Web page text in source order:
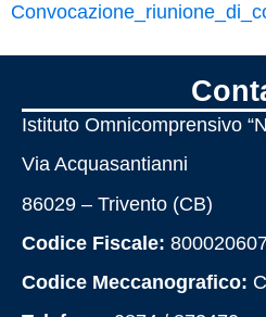
Istituto Omnicomprensivo
Via Acquasantianni
86029 – Trivento (CB)
Codice Fiscale:
Codice Meccanografico: